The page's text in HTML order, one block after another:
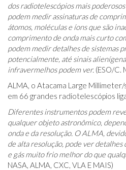
dos radiotelescópios mais
podem medir assinaturas de
átomos, moléculas e íons que são
comprimento de onda mais curto
podem medir detalhes de sistemas
potencialmente, até sinais
infravermelhos podem ver. (ESO/C.
ALMA, o Atacama Large
em 66 grandes radiotelescópios
Diferentes instrumentos podem
qualquer objeto astronômico,
onda e da resolução. O ALMA,
de alta resolução, pode ver detalhes
e gás muito frio melhor do que
NASA, ALMA, CXC, VLA E MAIS)